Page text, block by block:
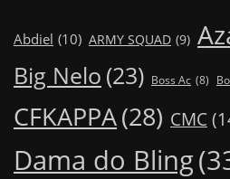
Abdiel (10) ARMY SQUAD (9)
Big Nelo (23) Boss Ac (8)
CFKAPPA(28) CMC
Dama do Bling